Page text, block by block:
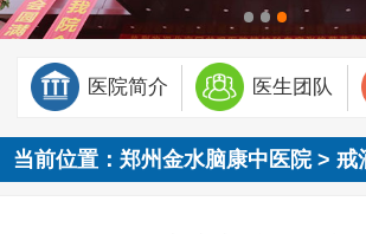
医院简介 医生团队
当前位置：郑州金水脑康中医院>戒